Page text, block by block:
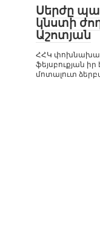
Սերժը
կնստի
Աշոտյան
ՀՀԿ
ֆեյսբուքյան իր
մոտալուտ